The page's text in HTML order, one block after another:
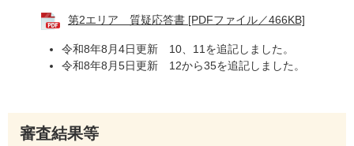
第2エリア 質疑応答書 [PDFファイル／466KB]
令和8年8月4日更新 10、11を追記しました。
令和8年8月5日更新 12から35を追記しました。
審査結果等​